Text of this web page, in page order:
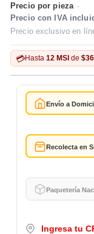
Precio por pieza ·
Precio con IVA
Precio exclusivo en
💳Hasta 12 MSI de
Envío a
Recolecta en
Paquetería
Ingresa tu